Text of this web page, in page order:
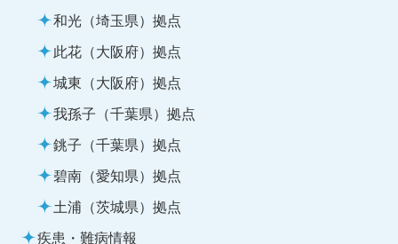
和光（埼玉県）拠点
此花（大阪府）拠点
城東（大阪府）拠点
我孫子（千葉県）拠点
銚子（千葉県）拠点
碧南（愛知県）拠点
土浦（茨城県）拠点
疾患・難病情報